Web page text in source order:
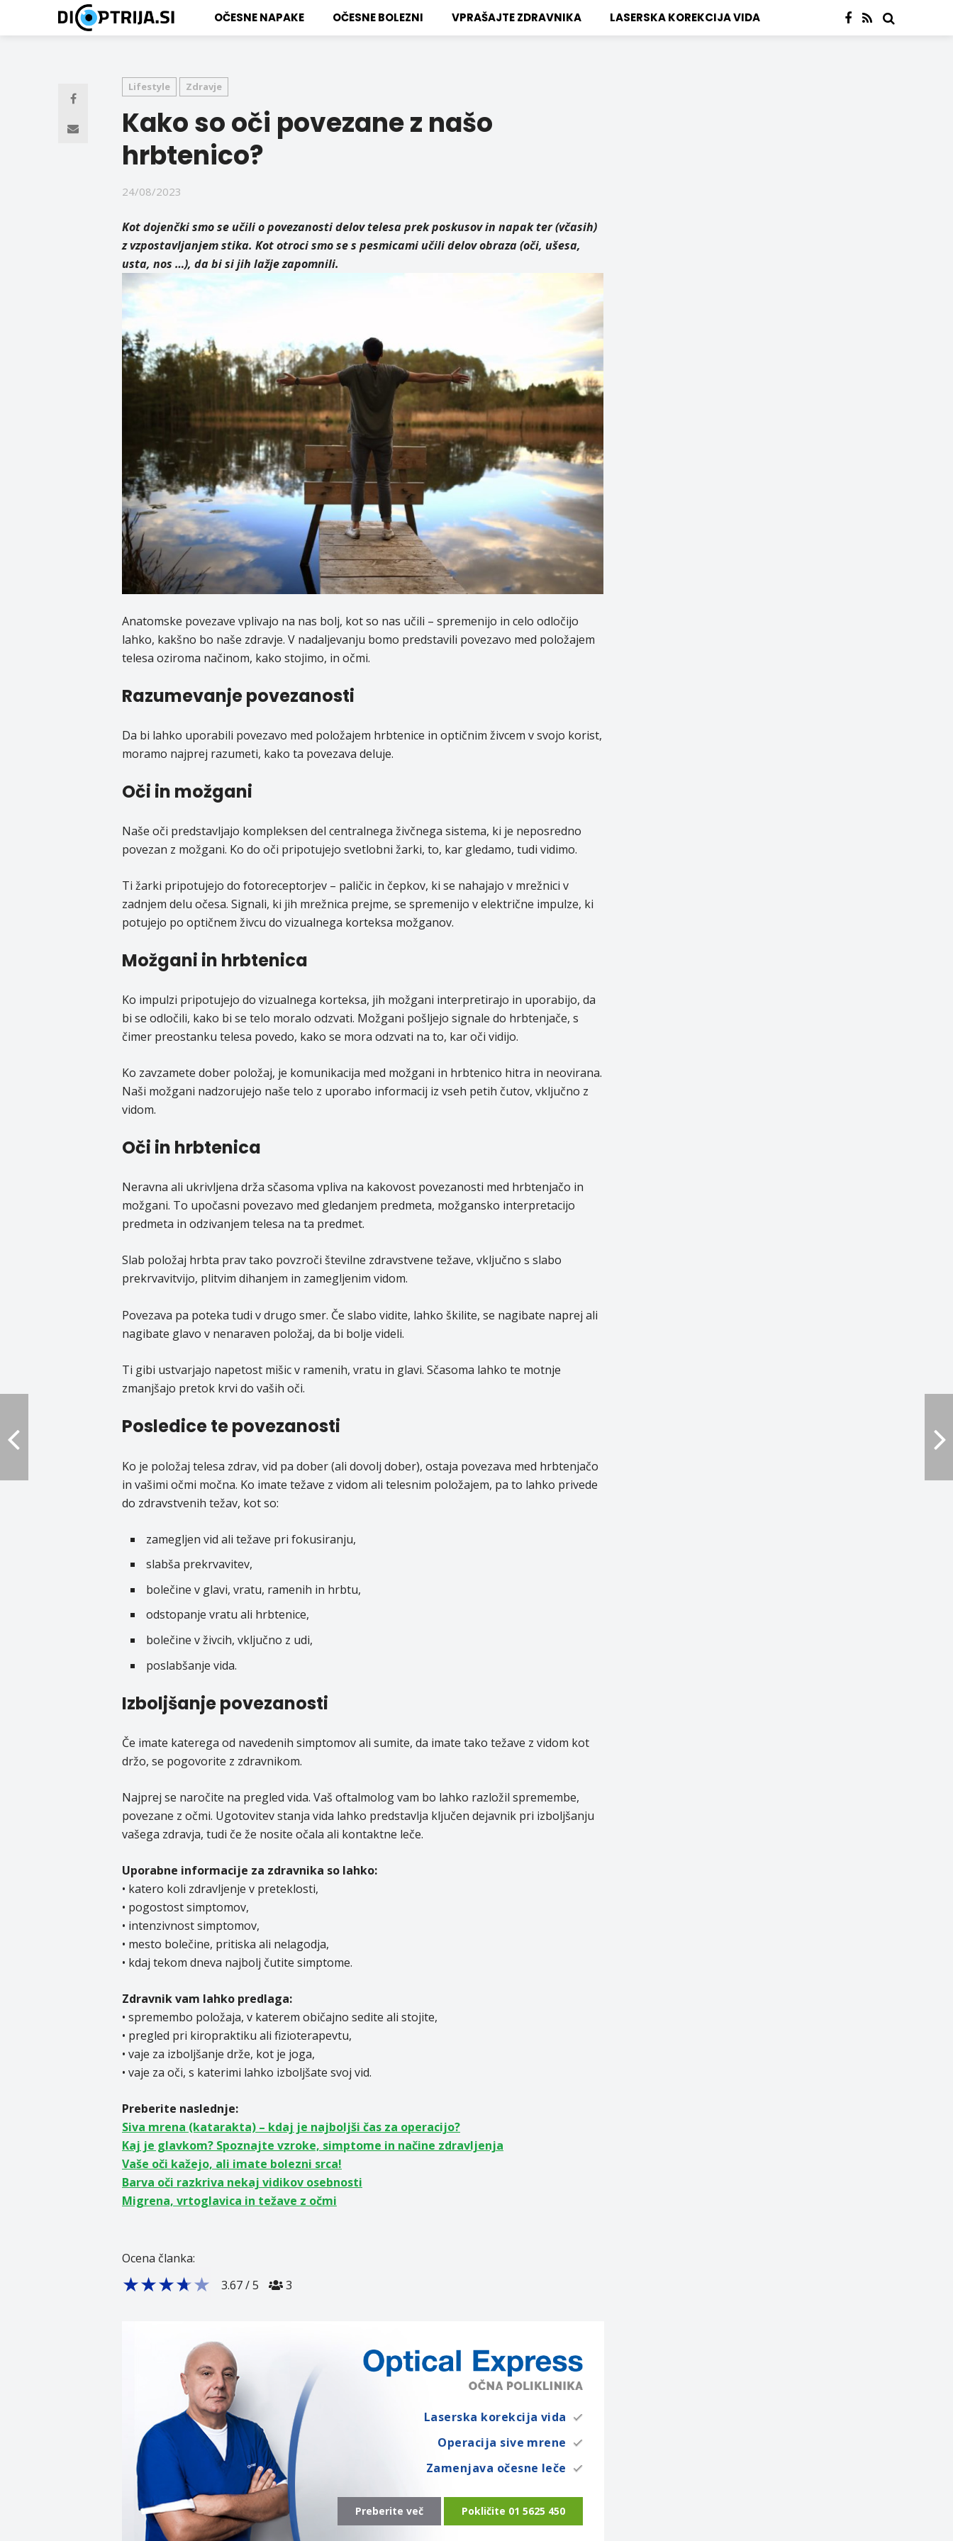
OČESNE NAPAKE OČESNE BOLEZNI VPRAŠAJTE ZDRAVNIKA LASERSKA KOREKCIJA VIDA
Lifestyle Zdravje
Kako so oči povezane z našo
hrbtenico?
24/08/2023
Kot dojenčki smo se učili o povezanosti delov telesa prek poskusov in napak ter (včasih)
z vzpostavljanjem stika. Kot otroci smo se s pesmicami učili delov obraza (oči, ušesa,
usta, nos …), da bi si jih lažje zapomnili.
Anatomske povezave vplivajo na nas bolj, kot so nas učili – spremenijo in celo odločijo
lahko, kakšno bo naše zdravje. V nadaljevanju bomo predstavili povezavo med položajem
telesa oziroma načinom, kako stojimo, in očmi.
Razumevanje povezanosti
Da bi lahko uporabili povezavo med položajem hrbtenice in optičnim živcem v svojo korist,
moramo najprej razumeti, kako ta povezava deluje.
Oči in možgani
Naše oči predstavljajo kompleksen del centralnega živčnega sistema, ki je neposredno
povezan z možgani. Ko do oči pripotujejo svetlobni žarki, to, kar gledamo, tudi vidimo.
Ti žarki pripotujejo do fotoreceptorjev – paličic in čepkov, ki se nahajajo v mrežnici v
zadnjem delu očesa. Signali, ki jih mrežnica prejme, se spremenijo v električne impulze, ki
potujejo po optičnem živcu do vizualnega korteksa možganov.
Možgani in hrbtenica
Ko impulzi pripotujejo do vizualnega korteksa, jih možgani interpretirajo in uporabijo, da
bi se odločili, kako bi se telo moralo odzvati. Možgani pošljejo signale do hrbtenjače, s
čimer preostanku telesa povedo, kako se mora odzvati na to, kar oči vidijo.
Ko zavzamete dober položaj, je komunikacija med možgani in hrbtenico hitra in neovirana.
Naši možgani nadzorujejo naše telo z uporabo informacij iz vseh petih čutov, vključno z
vidom.
Oči in hrbtenica
Neravna ali ukrivljena drža sčasoma vpliva na kakovost povezanosti med hrbtenjačo in
možgani. To upočasni povezavo med gledanjem predmeta, možgansko interpretacijo
predmeta in odzivanjem telesa na ta predmet.
Slab položaj hrbta prav tako povzroči številne zdravstvene težave, vključno s slabo
prekrvavitvijo, plitvim dihanjem in zamegljenim vidom.
Povezava pa poteka tudi v drugo smer. Če slabo vidite, lahko škilite, se nagibate naprej ali
nagibate glavo v nenaraven položaj, da bi bolje videli.
Ti gibi ustvarjajo napetost mišic v ramenih, vratu in glavi. Sčasoma lahko te motnje
zmanjšajo pretok krvi do vaših oči.
Posledice te povezanosti
Ko je položaj telesa zdrav, vid pa dober (ali dovolj dober), ostaja povezava med hrbtenjačo
in vašimi očmi močna. Ko imate težave z vidom ali telesnim položajem, pa to lahko privede
do zdravstvenih težav, kot so:
zamegljen vid ali težave pri fokusiranju,
slabša prekrvavitev,
bolečine v glavi, vratu, ramenih in hrbtu,
odstopanje vratu ali hrbtenice,
bolečine v živcih, vključno z udi,
poslabšanje vida.
Izboljšanje povezanosti
Če imate katerega od navedenih simptomov ali sumite, da imate tako težave z vidom kot
držo, se pogovorite z zdravnikom.
Najprej se naročite na pregled vida. Vaš oftalmolog vam bo lahko razložil spremembe,
povezane z očmi. Ugotovitev stanja vida lahko predstavlja ključen dejavnik pri izboljšanju
vašega zdravja, tudi če že nosite očala ali kontaktne leče.
Uporabne informacije za zdravnika so lahko:
• katero koli zdravljenje v preteklosti,
• pogostost simptomov,
• intenzivnost simptomov,
• mesto bolečine, pritiska ali nelagodja,
• kdaj tekom dneva najbolj čutite simptome.
Zdravnik vam lahko predlaga:
• spremembo položaja, v katerem običajno sedite ali stojite,
• pregled pri kiropraktiku ali fizioterapevtu,
• vaje za izboljšanje drže, kot je joga,
• vaje za oči, s katerimi lahko izboljšate svoj vid.
Preberite naslednje:
Siva mrena (katarakta) – kdaj je najboljši čas za operacijo?
Kaj je glavkom? Spoznajte vzroke, simptome in načine zdravljenja
Vaše oči kažejo, ali imate bolezni srca!
Barva oči razkriva nekaj vidikov osebnosti
Migrena, vrtoglavica in težave z očmi
Ocena članka:
★★★★★ 3.67/5 3
Laserska korekcija vida
Operacija sive mrene
Zamenjava očesne leče
Preberite več Pokličite 01 5625 450